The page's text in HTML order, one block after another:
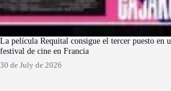
La película Requital consigue el tercer puesto en
festival de cine en Francia
30 de July de 2026